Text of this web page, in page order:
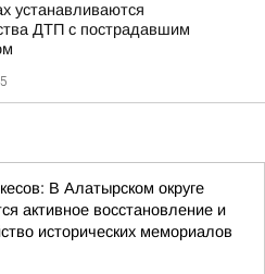
устанавливаются
ДТП с пострадавшим
В Алатырском округе
активное восстановление и
исторических мемориалов